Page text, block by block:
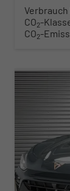
CO2-
CO2-